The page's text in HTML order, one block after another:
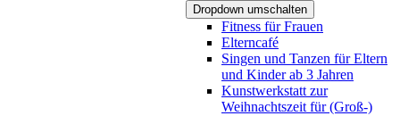
Dropdown umschalten
Fitness für Frauen
Elterncafé
Singen und Tanzen für Eltern
und Kinder ab 3 Jahren
Kunstwerkstatt zur
Weihnachtszeit für (Groß-)